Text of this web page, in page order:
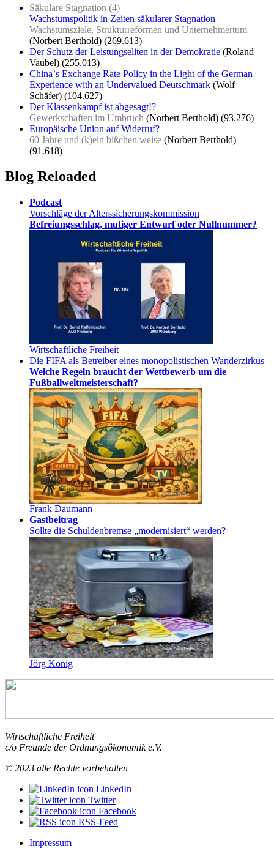
Säkulare Stagnation (4)
Wachstumspolitik in Zeiten säkularer Stagnation
Wachstumsziele, Strukturreformen und Unternehmertum
(Norbert Berthold) (269.613)
Der Schutz der Leistungseliten in der Demokratie (Roland
Vaubel) (255.013)
China`s Exchange Rate Policy in the Light of the German
Experience with an Undervalued Deutschmark (Wolf
Schäfer) (104.627)
Der Klassenkampf ist abgesagt!?
Gewerkschaften im Umbruch (Norbert Berthold) (93.276)
Europäische Union auf Widerruf?
60 Jahre und (k)ein bißchen weise (Norbert Berthold)
(91.618)
Blog Reloaded
Podcast
Vorschläge der Alterssicherungskommission
Befreiungsschlag, mutiger Entwurf oder Nullnummer?
Wirtschaftliche Freiheit
Die FIFA als Betreiber eines monopolistischen Wanderzirkus
Welche Regeln braucht der Wettbewerb um die
Fußballweltmeisterschaft?
Frank Daumann
Gastbeitrag
Sollte die Schuldenbremse „modernisiert“ werden?
Jörg König
Wirtschaftliche Freiheit
c/o Freunde der Ordnungsökonomik e.V.
© 2023 alle Rechte vorbehalten
LinkedIn
Twitter
Facebook
RSS-Feed
Impressum